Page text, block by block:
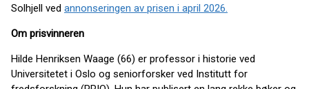
Solhjell ved annonseringen av prisen i april 2026.
Om prisvinneren
Hilde Henriksen Waage (66) er professor i historie ved
Universitetet i Oslo og seniorforsker ved Institutt for